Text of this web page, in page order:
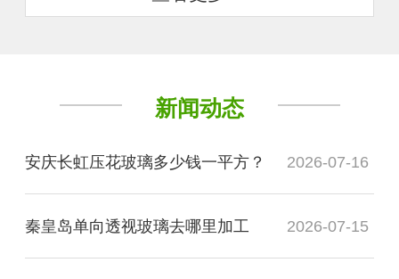
新闻动态
安庆长虹压花玻璃多少钱一平方？ 2026-07-16
秦皇岛单向透视玻璃去哪里加工 2026-07-15